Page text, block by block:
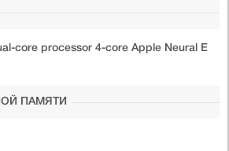
core processor 4-core Apple Neural E
ПАМЯТИ